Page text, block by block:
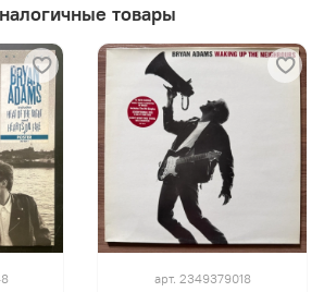
товары
арт. 2349379018